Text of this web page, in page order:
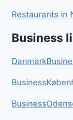
Restaurants in
Business